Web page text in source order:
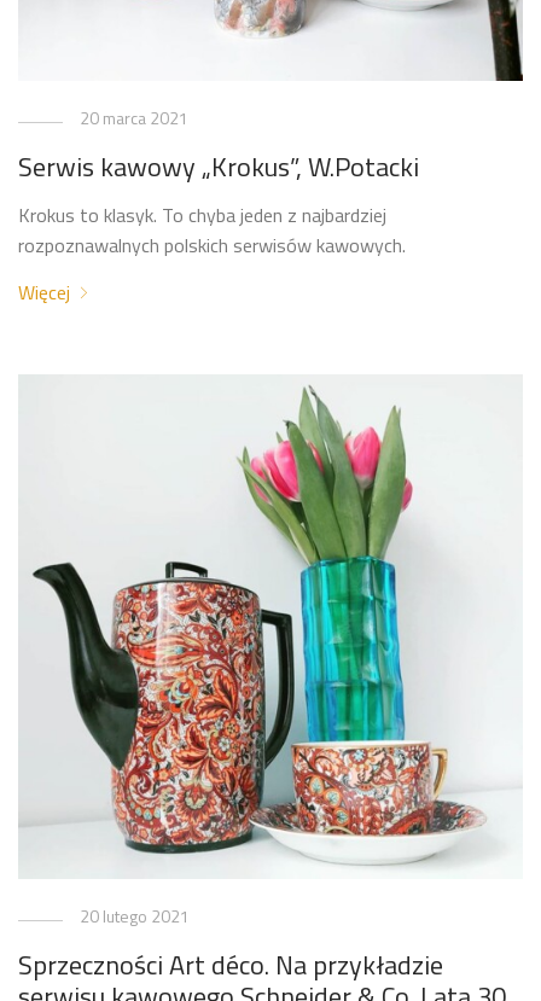
20 marca 2021
Serwis kawowy „Krokus”, W.Potacki
Krokus to klasyk. To chyba jeden z najbardziej
rozpoznawalnych polskich serwisów kawowych.
Więcej
20 lutego 2021
Sprzeczności Art déco. Na przykładzie